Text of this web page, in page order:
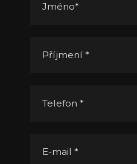
Jméno*
Příjmení *
Telefon *
E-mail *